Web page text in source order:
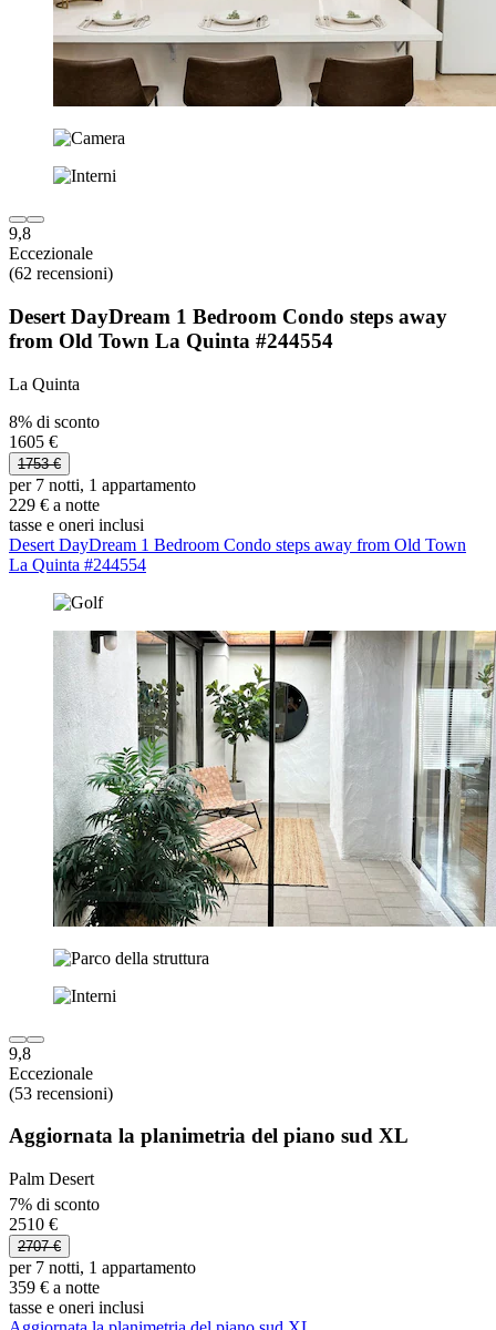
9,8
Eccezionale
(62 recensioni)
Desert DayDream 1 Bedroom Condo steps away
from Old Town La Quinta #244554
La Quinta
8% di sconto
1605 €
1753 €
per 7 notti, 1 appartamento
229 € a notte
tasse e oneri inclusi
Desert DayDream 1 Bedroom Condo steps away from Old Town
La Quinta #244554
9,8
Eccezionale
(53 recensioni)
Aggiornata la planimetria del piano sud XL
Palm Desert
7% di sconto
2510 €
2707 €
per 7 notti, 1 appartamento
359 € a notte
tasse e oneri inclusi